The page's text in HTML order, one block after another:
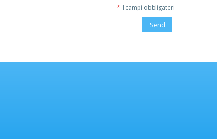
I campi obbligatori
Send